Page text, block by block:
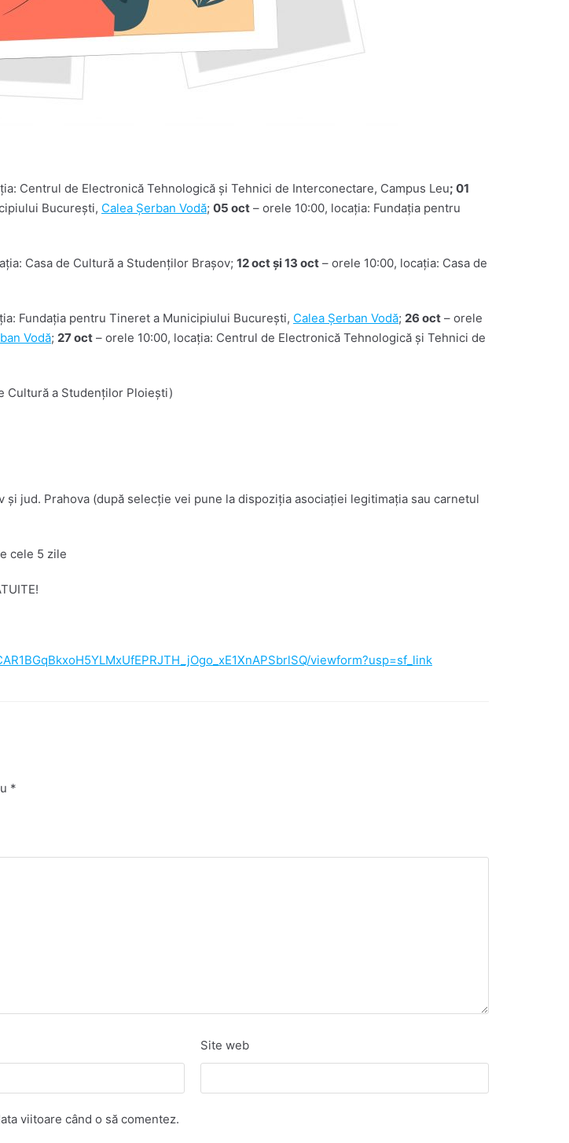
Centrul de Electronică Tehnologică și Tehnici de Interconectare, Campus Leu; 01
București, Calea Șerban Vodă; 05 oct – orele 10:00, locația: Fundația pentru
Casa de Cultură a Studenților Brașov; 12 oct și 13 oct – orele 10:00, locația: Casa de
Fundația pentru Tineret a Municipiului București, Calea Șerban Vodă; 26 oct – orele
Vodă; 27 oct – orele 10:00, locația: Centrul de Electronică Tehnologică și Tehnici de
Cultură a Studenților Ploiești)
jud. Prahova (după selecție vei pune la dispoziția asociației legitimația sau carnetul
cele 5 zile
viewform?usp=sf_link
*
Site web
viitoare când o să comentez.